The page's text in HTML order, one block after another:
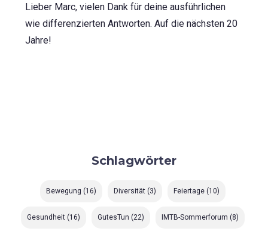
Lieber Marc, vielen Dank für deine ausführlichen
wie differenzierten Antworten. Auf die nächsten 20
Jahre!
Schlagwörter
Bewegung (16) Diversität(3) Feiertage(10)
Gesundheit(16) GutesTun (22) IMTB-Sommerforum (8)